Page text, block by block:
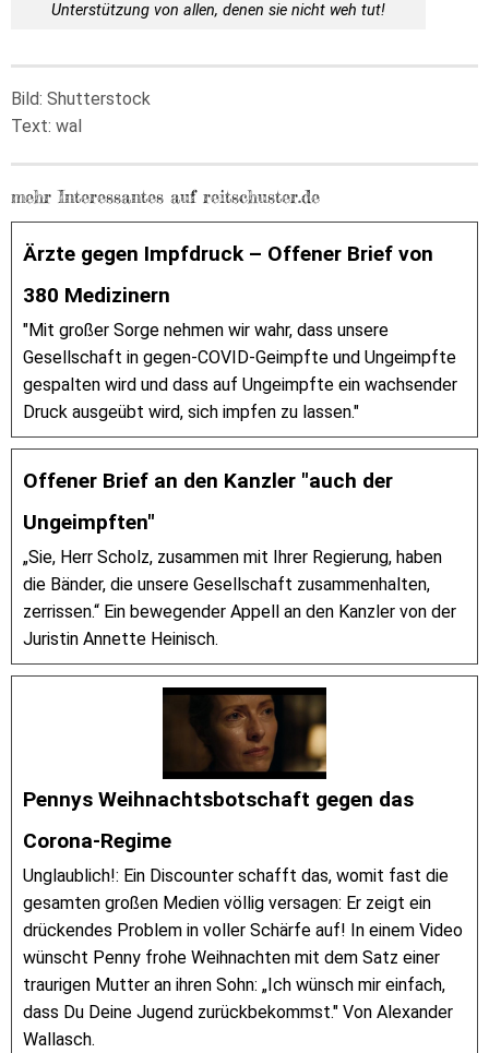
Unterstützung von allen, denen sie nicht weh tut!
Bild: Shutterstock
Text: wal
mehr Interessantes auf reitschuster.de
Ärzte gegen Impfdruck – Offener Brief von
380 Medizinern
"Mit großer Sorge nehmen wir wahr, dass unsere
Gesellschaft in gegen-COVID-Geimpfte und Ungeimpfte
gespalten wird und dass auf Ungeimpfte ein wachsender
Druck ausgeübt wird, sich impfen zu lassen."
Offener Brief an den Kanzler "auch der
Ungeimpften"
„Sie, Herr Scholz, zusammen mit Ihrer Regierung, haben
die Bänder, die unsere Gesellschaft zusammenhalten,
zerrissen.“ Ein bewegender Appell an den Kanzler von der
Juristin Annette Heinisch.
Pennys Weihnachtsbotschaft gegen das
Corona-Regime
Unglaublich!: Ein Discounter schafft das, womit fast die
gesamten großen Medien völlig versagen: Er zeigt ein
drückendes Problem in voller Schärfe auf! In einem Video
wünscht Penny frohe Weihnachten mit dem Satz einer
traurigen Mutter an ihren Sohn: „Ich wünsch mir einfach,
dass Du Deine Jugend zurückbekommst." Von Alexander
Wallasch.